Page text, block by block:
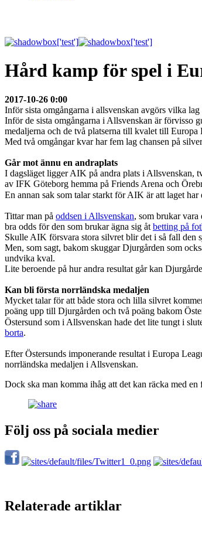
Hård kamp för spel i
2017-10-26 0:00
Inför sista omgångarna i allsvenskan avgörs vilka
Inför de sista omgångarna i Allsvenskan är förvisso
medaljerna och de två platserna till kvalet till Europa
Med två omgångar kvar har fem lag chansen på
Går mot ännu en andraplats
I dagsläget ligger AIK på andra plats i Allsvenskan,
av IFK Göteborg hemma på Friends Arena och
En annan sak som talar starkt för AIK är att laget har
Tittar man på oddsen i Allsvenskan, som brukar
bra odds för den som brukar ägna sig åt betting på
Skulle AIK försvara stora silvret blir det i så fall den
Men, som sagt, bakom skuggar Djurgården som
undvika kval.
Lite beroende på hur andra resultat går kan
Kan bli första norrländska medaljen
Mycket talar för att både stora och lilla silvret
poäng upp till Djurgården och två poäng bakom
Östersund som i Allsvenskan hade det lite tungt i
borta.
Efter Östersunds imponerande resultat i Europa
norrländska medaljen i Allsvenskan.
Dock ska man komma ihåg att det kan räcka med
Följ oss på sociala medier
Relaterade artiklar